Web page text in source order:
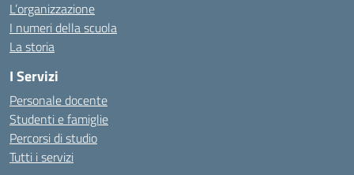
L’organizzazione
I numeri della scuola
La storia
I Servizi
Personale docente
Studenti e famiglie
Percorsi di studio
Tutti i servizi